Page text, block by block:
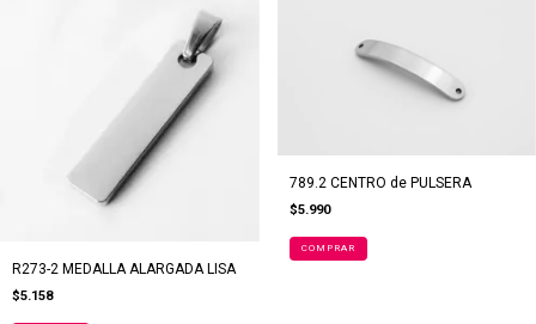
R273-2 MEDALLA ALARGADA LISA
$5.158
789.2 CENTRO de PULSERA
$5.990